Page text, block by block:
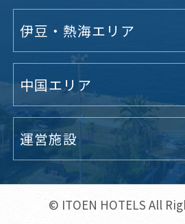
伊豆・熱海エリア
中国エリア
運営施設
© ITOEN HOTELS All